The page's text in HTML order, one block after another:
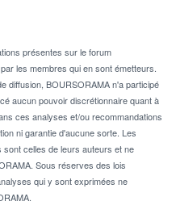
présentes sur le forum
les membres qui en sont émetteurs.
diffusion, BOURSORAMA n'a participé
aucun pouvoir discrétionnaire quant à
ces analyses et/ou recommandations
ni garantie d'aucune sorte. Les
celles de leurs auteurs et ne
Sous réserves des lois
qui y sont exprimées ne